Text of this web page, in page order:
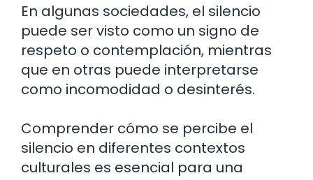
En algunas sociedades, el silencio
puede ser visto como un signo de
respeto o contemplación, mientras
que en otras puede interpretarse
como incomodidad o desinterés.
Comprender cómo se percibe el
silencio en diferentes contextos
culturales es esencial para una